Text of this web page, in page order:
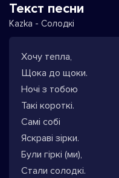
Текст песни
Kazka - Солодкі
Хочу тепла,
Щока до щоки.
Ночі з тобою
Такі короткі.
Самі собі
Яскраві зірки.
Були гіркі (ми),
Стали солодкі.